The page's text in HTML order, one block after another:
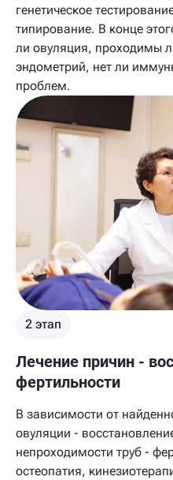
генетическое
типирование. В конце
ли овуляция, проходимы
эндометрий, нет ли
проблем.
2 этап
Лечение причин -
фертильности
В зависимости от
овуляции -
непроходимости труб -
остеопатия,